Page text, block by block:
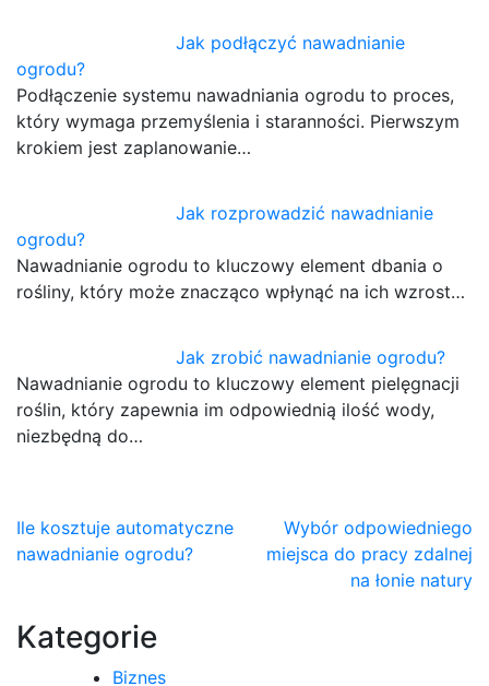
Jak podłączyć nawadnianie
ogrodu?
Podłączenie systemu nawadniania ogrodu to proces,
który wymaga przemyślenia i staranności. Pierwszym
krokiem jest zaplanowanie…
Jak rozprowadzić nawadnianie
ogrodu?
Nawadnianie ogrodu to kluczowy element dbania o
rośliny, który może znacząco wpłynąć na ich wzrost…
Jak zrobić nawadnianie ogrodu?
Nawadnianie ogrodu to kluczowy element pielęgnacji
roślin, który zapewnia im odpowiednią ilość wody,
niezbędną do…
Nawigacja
wpisu
Ile kosztuje automatyczne
nawadnianie ogrodu?
Wybór odpowiedniego
miejsca do pracy zdalnej
na łonie natury
Kategorie
Biznes